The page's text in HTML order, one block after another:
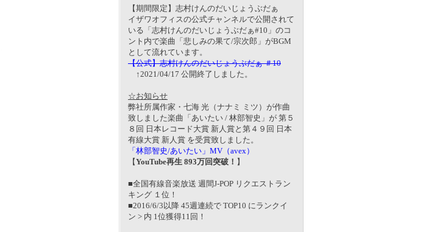
【期間限定】志村けんのだいじょうぶだぁ
イザワオフィスの公式チャンネルで公開されて
いる「志村けんのだいじょうぶだぁ#10」のコ
ント内で楽曲「悲しみの果て/宗次郎」がBGM
として流れています。
【公式】志村けんのだいじょうぶだぁ ＃10
↑2021/04/17 公開終了しました。
☆お知らせ
弊社所属作家・七海 光（ナナミ ミツ）が作曲
致しました楽曲「あいたい / 林部智史」が 第５
８回 日本レコード大賞 新人賞と第４９回 日本
有線大賞 新人賞 を受賞致しました。
「林部智史/あいたい」MV（avex）
【YouTube再生 893万回突破！ 】
■全国有線音楽放送 週間J-POP リクエストラン
キング １位！
■2016/6/3以降 45週連続で TOP10 にランクイ
ン > 内 1位獲得11回！